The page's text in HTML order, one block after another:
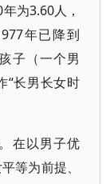
为3.60人，
年已降到
子（一个男
“长男长女时
在以男子优
等为前提、